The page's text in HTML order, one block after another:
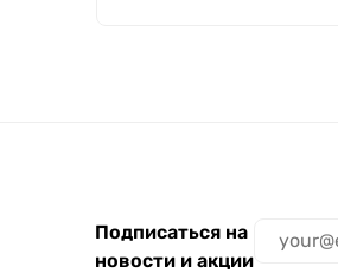
Подписаться на
новости и акции